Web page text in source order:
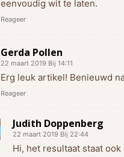
eenvoudig wit te laten.
Reageer
Gerda Pollen
22 maart 2019 Bij 14:11
Erg leuk artikel! Benieuwd
Reageer
Judith Doppenberg
22 maart 2019 Bij 22:44
Hi, het resultaat staat ook